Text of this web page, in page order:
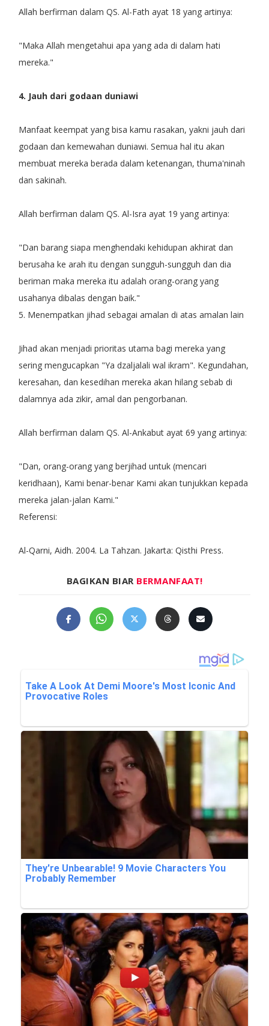
Allah berfirman dalam QS. Al-Fath ayat 18 yang artinya:
"Maka Allah mengetahui apa yang ada di dalam hati
mereka."
4. Jauh dari godaan duniawi
Manfaat keempat yang bisa kamu rasakan, yakni jauh dari
godaan dan kemewahan duniawi. Semua hal itu akan
membuat mereka berada dalam ketenangan, thuma'ninah
dan sakinah.
Allah berfirman dalam QS. Al-Isra ayat 19 yang artinya:
"Dan barang siapa menghendaki kehidupan akhirat dan
berusaha ke arah itu dengan sungguh-sungguh dan dia
beriman maka mereka itu adalah orang-orang yang
usahanya dibalas dengan baik."
5. Menempatkan jihad sebagai amalan di atas amalan lain
Jihad akan menjadi prioritas utama bagi mereka yang
sering mengucapkan "Ya dzaljalali wal ikram". Kegundahan,
keresahan, dan kesedihan mereka akan hilang sebab di
dalamnya ada zikir, amal dan pengorbanan.
Allah berfirman dalam QS. Al-Ankabut ayat 69 yang artinya:
"Dan, orang-orang yang berjihad untuk (mencari
keridhaan), Kami benar-benar Kami akan tunjukkan kepada
mereka jalan-jalan Kami."
Referensi:
Al-Qarni, Aidh. 2004. La Tahzan. Jakarta: Qisthi Press.
BAGIKAN BIAR BERMANFAAT!